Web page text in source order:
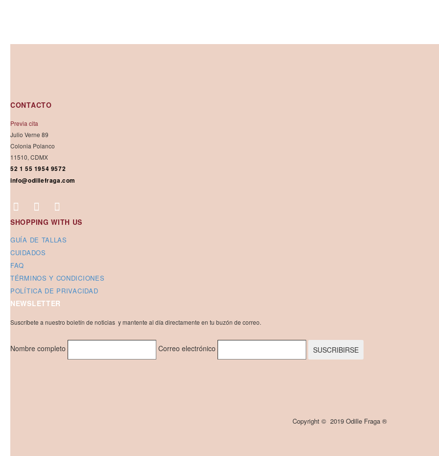
CONTACTO
Previa cita
Julio Verne 89
Colonia Polanco
11510, CDMX
52 1 55 1954 9572
info@odillefraga.com
SHOPPING WITH US
GUÍA DE TALLAS
CUIDADOS
FAQ
TÉRMINOS Y CONDICIONES
POLÍTICA DE PRIVACIDAD
NEWSLETTER
Suscríbete a nuestro boletín de noticias y mantente al día directamente en tu buzón de correo.
Nombre completo Correo electrónico SUSCRIBIRSE
Copyright © 2019 Odille Fraga ®